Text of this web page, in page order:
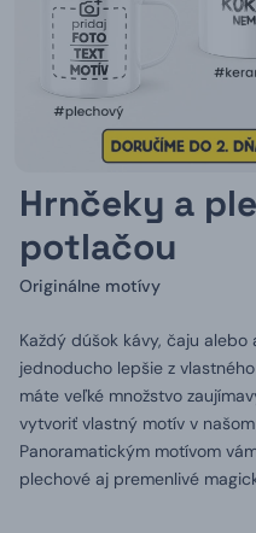
Hrnčeky a
potlačou
Originálne motívy
Každý dúšok kávy, čaju
jednoducho lepšie z
máte veľké množstvo
vytvoriť vlastný motív v
Panoramatickým motívom
plechové aj premenlivé